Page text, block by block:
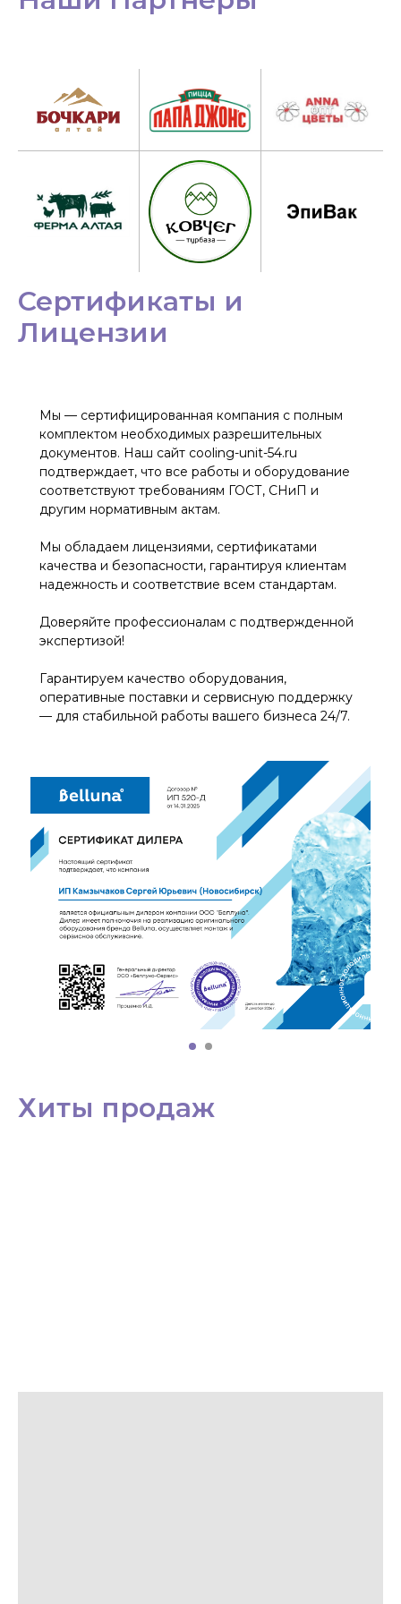
Сертификаты и
Лицензии
Мы — сертифицированная компания с полным
комплектом необходимых разрешительных
документов. Наш сайт cooling-unit-54.ru
подтверждает, что все работы и оборудование
соответствуют требованиям ГОСТ, СНиП и
другим нормативным актам.
Мы обладаем лицензиями, сертификатами
качества и безопасности, гарантируя клиентам
надежность и соответствие всем стандартам.
Доверяйте профессионалам с подтвержденной
экспертизой!
Гарантируем качество оборудования,
оперативные поставки и сервисную поддержку
— для стабильной работы вашего бизнеса 24/7.
Хиты продаж